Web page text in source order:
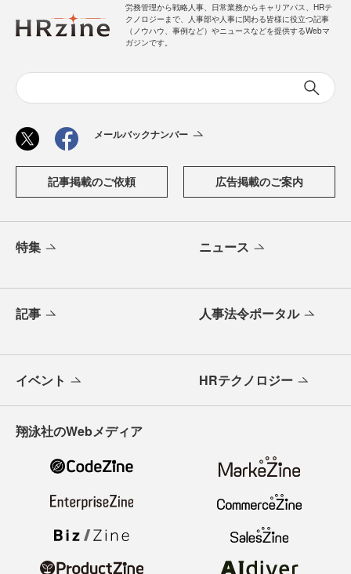
労務管理から戦略人事、日常業務からキャリアパス、HRテ
クノロジーまで、人事部や人事に関わる皆様に役立つ記事
（ノウハウ、事例など）やニュースなどを提供するWebマ
ガジンです。
メールバックナンバー
記事掲載のご依頼 広告掲載のご案内
特集 ニュース
記事 人事法令ポータル
イベント HRテクノロジー
翔泳社のWebメディア